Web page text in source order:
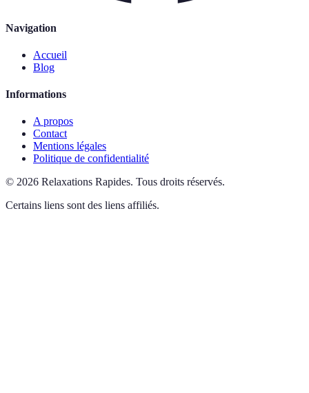
Navigation
Accueil
Blog
Informations
A propos
Contact
Mentions légales
Politique de confidentialité
© 2026 Relaxations Rapides. Tous droits réservés.
Certains liens sont des liens affiliés.